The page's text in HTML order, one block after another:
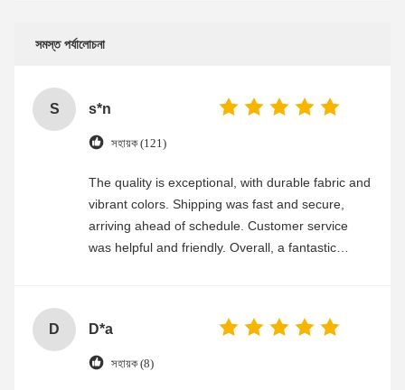
সমস্ত পর্যালোচনা
S s*n
সহায়ক (121)
The quality is exceptional, with durable fabric and
vibrant colors. Shipping was fast and secure,
arriving ahead of schedule. Customer service
was helpful and friendly. Overall, a fantastic
D D*a
সহায়ক (8)